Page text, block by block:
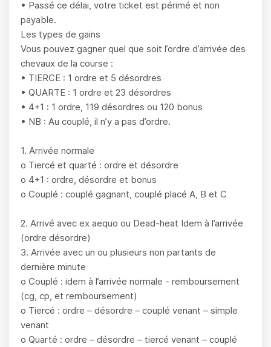
• Passé ce délai, votre ticket est périmé et non
payable.
Les types de gains
Vous pouvez gagner quel que soit l’ordre d’arrivée des
chevaux de la course :
• TIERCE : 1 ordre et 5 désordres
• QUARTE : 1 ordre et 23 désordres
• 4+1 : 1 ordre, 119 désordres ou 120 bonus
• NB : Au couplé, il n’y a pas d’ordre.
1. Arrivée normale
o Tiercé et quarté : ordre et désordre
o 4+1 : ordre, désordre et bonus
o Couplé : couplé gagnant, couplé placé A, B et C
2. Arrivé avec ex aequo ou Dead-heat Idem à l’arrivée
(ordre désordre)
3. Arrivée avec un ou plusieurs non partants de
dernière minute
o Couplé : idem à l’arrivée normale - remboursement
(cg, cp, et remboursement)
o Tiercé : ordre – désordre – couplé venant – simple
venant
o Quarté : ordre – désordre – tiercé venant – couplé